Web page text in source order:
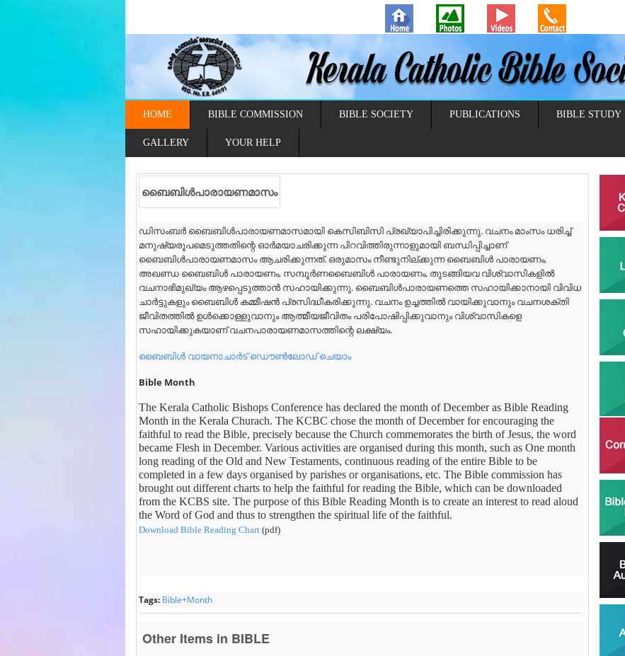
HOME BIBLE COMMISSION BIBLE SOCIETY PUBLICATIONS BIBLE STUDY
GALLERY YOUR HELP
ബൈബിൾപാരായണമാസം
ഡിസംബർ ബൈബിൾപാരായണമാസമായി കെസിബിസി പ്രഖ്യാപിച്ചിരിക്കുന്നു. വചനം മാംസം ധരിച്ച്
മനുഷ്യരൂപമെടുത്തതിന്റെ ഓർമയാചരിക്കുന്ന പിറവിത്തിരുന്നാളുമായി ബന്ധിപ്പിച്ചാണ്
ബൈബിൾപാരായണമാസം ആചരിക്കുന്നത്. ഒരുമാസം നീണ്ടുനില്ക്കുന്ന ബൈബിൾ പാരായണം,
അഖണ്ഡ ബൈബിൾ പാരായണം, സമ്പൂർണബൈബിൾ പാരായണം, തുടങ്ങിയവ വിശ്വാസികളിൽ
വചനാഭിമുഖ്യം ആഴപ്പെടുത്താൻ സഹായിക്കുന്നു. ബൈബിൾപാരായണത്തെ സഹായിക്കാനായി വിവിധ
ചാർട്ടുകളും ബൈബിൾ കമ്മീഷൻ പ്രസിദ്ധീകരിക്കുന്നു. വചനം ഉച്ചത്തിൽ വായിക്കുവാനും വചനശക്തി
ജീവിതത്തിൽ ഉൾക്കൊള്ളുവാനും ആത്മീയജീവിതം പരിപോഷിപ്പിക്കുവാനും വിശ്വാസികളെ
സഹായിക്കുകയാണ് വചനപാരായണമാസത്തിന്റെ ലക്ഷ്യം.
ബൈബിൾ വായനാചാർട് ഡൌൺലോഡ് ചെയാം
Bible Month
The Kerala Catholic Bishops Conference has declared the month of December as Bible Reading
Month in the Kerala Churach. The KCBC chose the month of December for encouraging the
faithful to read the Bible, precisely because the Church commemorates the birth of Jesus, the word
became Flesh in December. Various activities are organised during this month, such as One month
long reading of the Old and New Testaments, continuous reading of the entire Bible to be
completed in a few days organised by parishes or organisations, etc. The Bible commission has
brought out different charts to help the faithful for reading the Bible, which can be downloaded
from the KCBS site. The purpose of this Bible Reading Month is to create an interest to read aloud
the Word of God and thus to strengthen the spiritual life of the faithful.
Download Bible Reading Chart (pdf)
Tags: Bible+Month
Other Items in BIBLE